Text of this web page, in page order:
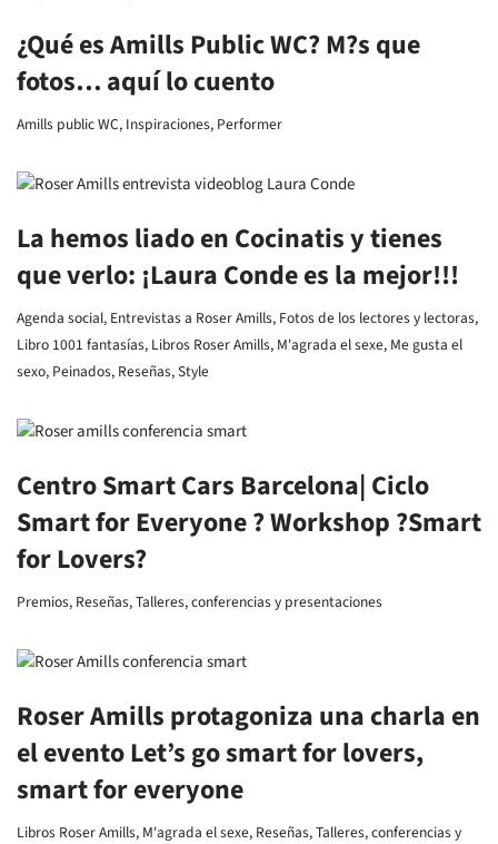
¿Qué es Amills Public WC? M?s que
fotos… aquí lo cuento
Amills public WC, Inspiraciones, Performer
La hemos liado en Cocinatis y tienes
que verlo: ¡Laura Conde es la mejor!!!
Agenda social, Entrevistas a Roser Amills, Fotos de los lectores y lectoras,
Libro 1001 fantasías, Libros Roser Amills, M'agrada el sexe, Me gusta el
sexo, Peinados, Reseñas,Style
Centro Smart Cars Barcelona| Ciclo
Smart for Everyone ? Workshop ?Smart
for Lovers?
Premios, Reseñas,Talleres, conferencias y presentaciones
Roser Amills protagoniza una charla en
el evento Let’s go smart for lovers,
smart for everyone
Libros Roser Amills, M'agrada el sexe, Reseñas,Talleres, conferencias y